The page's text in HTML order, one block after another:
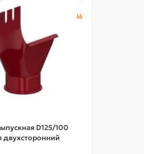
D125/100
двухсторонний